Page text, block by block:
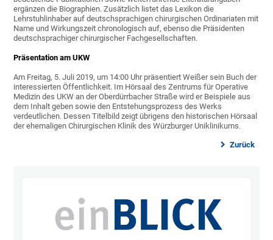
ergänzen die Biographien. Zusätzlich listet das Lexikon die
Lehrstuhlinhaber auf deutschsprachigen chirurgischen Ordinariaten mit
Name und Wirkungszeit chronologisch auf, ebenso die Präsidenten
deutschsprachiger chirurgischer Fachgesellschaften.
Präsentation am UKW
Am Freitag, 5. Juli 2019, um 14:00 Uhr präsentiert Weißer sein Buch der
interessierten Öffentlichkeit. Im Hörsaal des Zentrums für Operative
Medizin des UKW an der Oberdürrbacher Straße wird er Beispiele aus
dem Inhalt geben sowie den Entstehungsprozess des Werks
verdeutlichen. Dessen Titelbild zeigt übrigens den historischen Hörsaal
der ehemaligen Chirurgischen Klinik des Würzburger Uniklinikums.
Zurück